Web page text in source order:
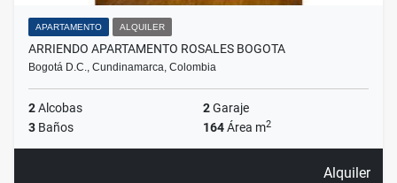
APARTAMENTO ALQUILER
ARRIENDO APARTAMENTO ROSALES BOGOTA
Bogotá D.C., Cundinamarca, Colombia
2Alcobas 2Garaje
3 Baños 164Área m2
Alquiler